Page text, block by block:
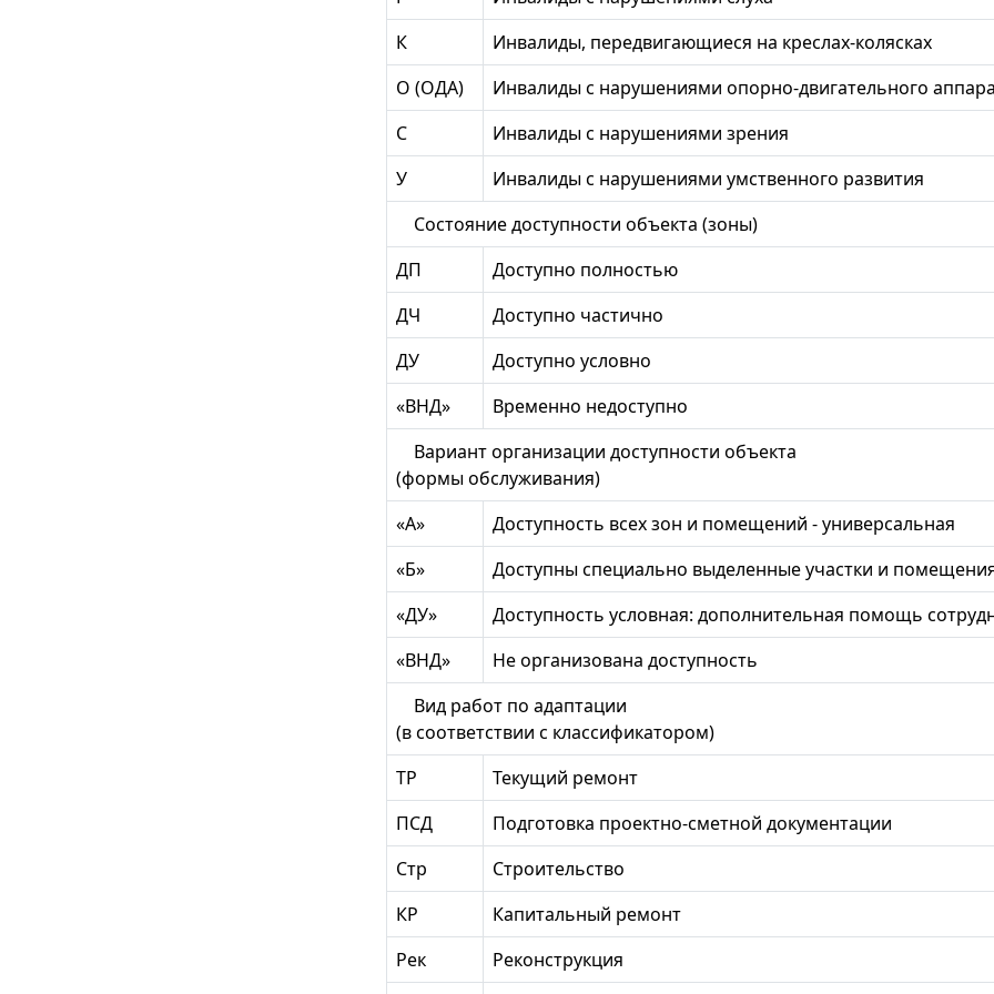
К
Инвалиды, передвигающиеся на креслах-колясках
О (ОДА)
Инвалиды с нарушениями опорно-двигательного
С
Инвалиды с нарушениями зрения
У
Инвалиды с нарушениями умственного развития
Состояние доступности объекта (зоны)
ДП
Доступно полностью
ДЧ
Доступно частично
ДУ
Доступно условно
«ВНД»
Временно недоступно
Вариант организации доступности объекта
(формы обслуживания)
«А»
Доступность всех зон и помещений - универсальная
«Б»
Доступны специально выделенные участки и
«ДУ»
Доступность условная: дополнительная помощь
«ВНД»
Не организована доступность
Вид работ по адаптации
(в соответствии с классификатором)
ТР
Текущий ремонт
ПСД
Подготовка проектно-сметной документации
Стр
Строительство
КР
Капитальный ремонт
Рек
Реконструкция